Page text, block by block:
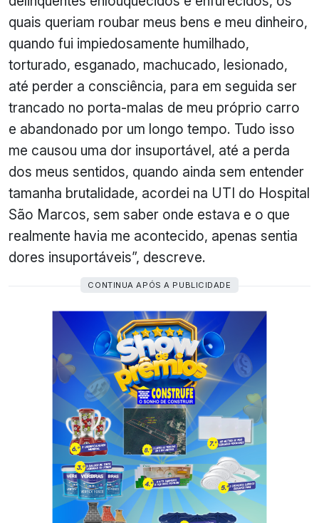
quais queriam roubar meus bens e meu dinheiro,
quando fui impiedosamente humilhado,
torturado, esganado, machucado, lesionado,
até perder a consciência, para em seguida ser
trancado no porta-malas de meu próprio carro
e abandonado por um longo tempo. Tudo isso
me causou uma dor insuportável, até a perda
dos meus sentidos, quando ainda sem entender
tamanha brutalidade, acordei na UTI do Hospital
São Marcos, sem saber onde estava e o que
realmente havia me acontecido, apenas sentia
dores insuportáveis”, descreve.
CONTINUA APÓS A PUBLICIDADE